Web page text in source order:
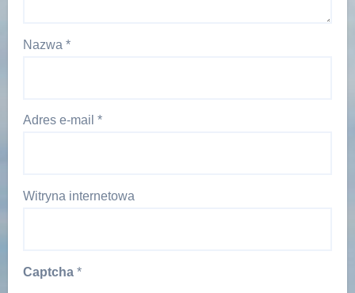
Nazwa *
Adres e-mail *
Witryna internetowa
Captcha *